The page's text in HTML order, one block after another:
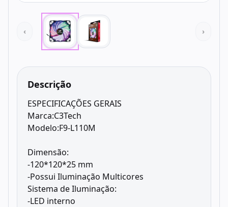
‹ ›
Descrição
ESPECIFICAÇÕES GERAIS
Marca:C3Tech
Modelo:F9-L110M
Dimensão:
-120*120*25 mm
-Possui Iluminação Multicores
Sistema de Iluminação:
-LED interno